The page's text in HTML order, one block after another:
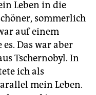
Leben in die
sommerlich
auf einem
Das war aber
Tschernobyl. In
ich als
mein Leben.